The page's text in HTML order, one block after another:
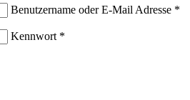
Benutzername oder E-Mail Adresse *
Kennwort *